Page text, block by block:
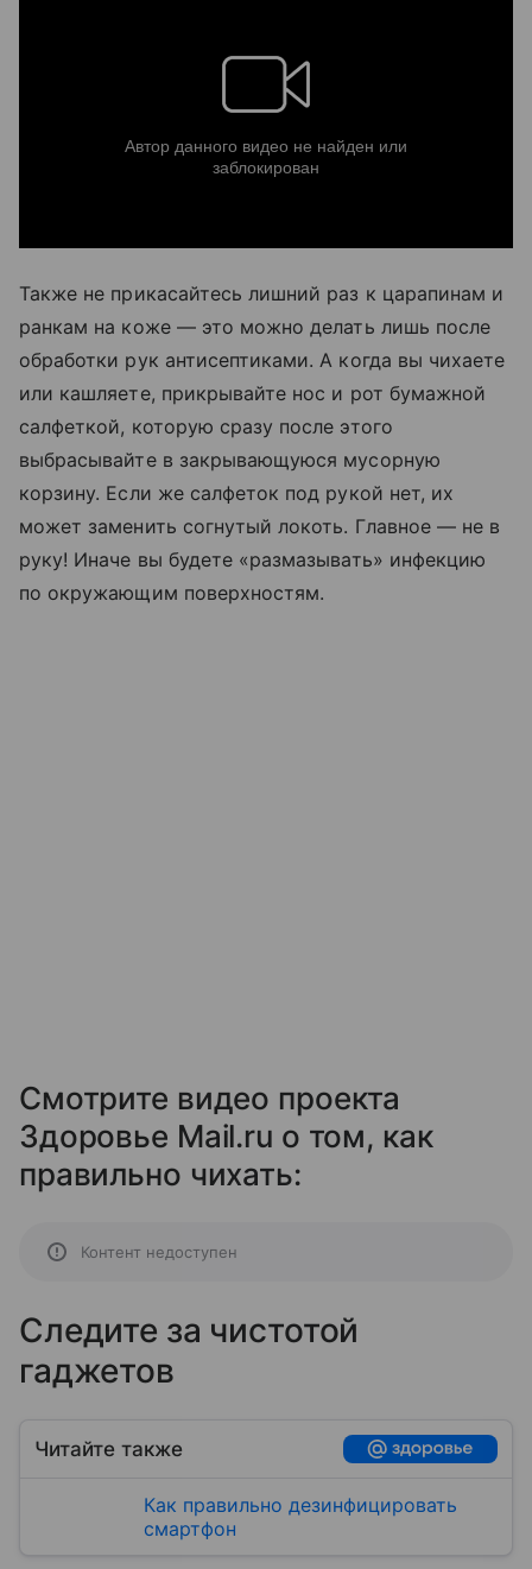
Также не прикасайтесь лишний раз к царапинам и
ранкам на коже — это можно делать лишь после
обработки рук антисептиками. А когда вы чихаете
или кашляете, прикрывайте нос и рот бумажной
салфеткой, которую сразу после этого
выбрасывайте в закрывающуюся мусорную
корзину. Если же салфеток под рукой нет, их
может заменить согнутый локоть. Главное — не в
руку! Иначе вы будете «размазывать» инфекцию
по окружающим поверхностям.
Смотрите видео проекта
Здоровье Mail.ru о том, как
правильно чихать:
Контент недоступен
Следите за чистотой
гаджетов
Читайте также
Как правильно дезинфицировать
смартфон